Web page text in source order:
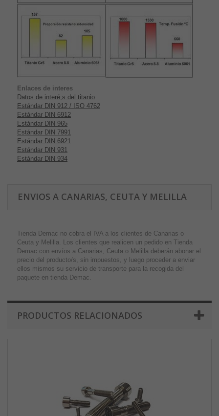
Enlaces de interes
Datos de interé;s del titanio
Estándar DIN 912 / ISO 4762
Estándar DIN 6912
Estándar DIN 965
Estándar DIN 7991
Estándar DIN 6921
Estándar DIN 931
Estándar DIN 934
ENVIOS A CANARIAS, CEUTA Y MELILLA
Tienda Demac no cobra el IVA a los clientes de Canarias o
Ceuta y Melilla. Los clientes que realicen un pedido en Tienda
Demac con envíos a Canarias, Ceuta o Melilla deberán abonar el
precio del producto/s, sin impuestos, y luego proceder a enviar
ellos mismos su servicio de transporte para la recogida del
paquete en tienda Demac.
PRODUCTOS RELACIONADOS